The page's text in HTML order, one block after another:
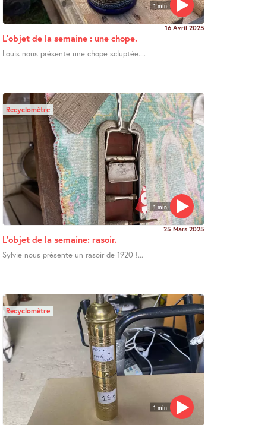
1 min
16 Avril 2025
L’objet de la semaine : une chope.
Louis nous présente une chope scluptée....
1 min
Recyclomètre
25 Mars 2025
L’objet de la semaine: rasoir.
Sylvie nous présente un rasoir de 1920 !...
1 min
Recyclomètre